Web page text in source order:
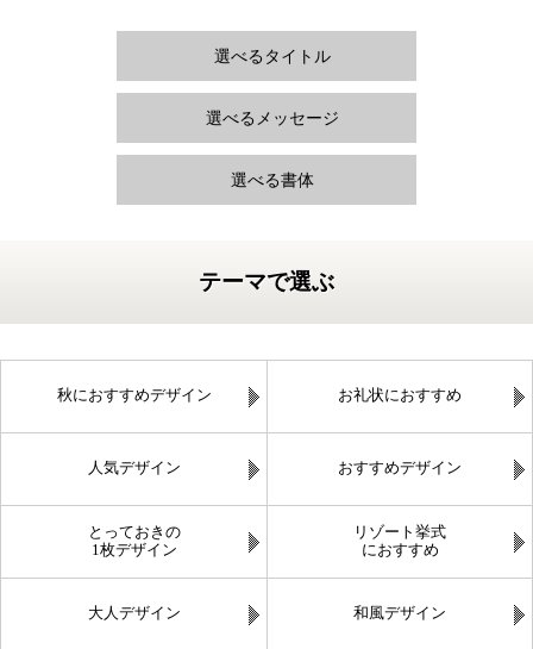
選べるタイトル
選べるメッセージ
選べる書体
テーマで選ぶ
秋におすすめデザイン お礼状におすすめ
人気デザイン おすすめデザイン
とっておきの
1枚デザイン
リゾート挙式
におすすめ
大人デザイン 和風デザイン